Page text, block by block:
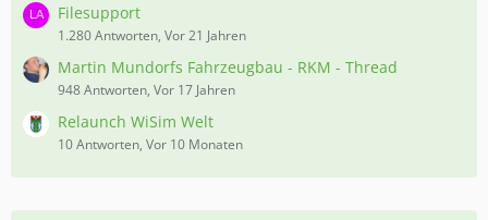
Filesupport
1.280 Antworten, Vor 21 Jahren
Martin Mundorfs Fahrzeugbau - RKM - Thread
948 Antworten, Vor 17 Jahren
Relaunch WiSim Welt
10 Antworten, Vor 10 Monaten